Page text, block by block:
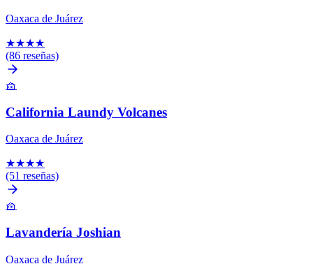
Oaxaca de Juárez
★★★★
(86 reseñas)
🧺
California Laundy Volcanes
Oaxaca de Juárez
★★★★
(51 reseñas)
🧺
Lavandería Joshian
Oaxaca de Juárez